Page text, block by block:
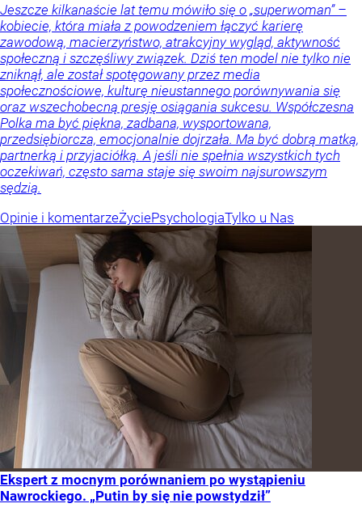
Jeszcze kilkanaście lat temu mówiło się o „superwoman” –
kobiecie, która miała z powodzeniem łączyć karierę
zawodową, macierzyństwo, atrakcyjny wygląd, aktywność
społeczną i szczęśliwy związek. Dziś ten model nie tylko nie
zniknął, ale został spotęgowany przez media
społecznościowe, kulturę nieustannego porównywania się
oraz wszechobecną presję osiągania sukcesu. Współczesna
Polka ma być piękna, zadbana, wysportowana,
przedsiębiorcza, emocjonalnie dojrzała. Ma być dobrą matką,
partnerką i przyjaciółką. A jeśli nie spełnia wszystkich tych
oczekiwań, często sama staje się swoim najsurowszym
sędzią.
Opinie i komentarzeŻyciePsychologiaTylko u Nas
Ekspert z mocnym porównaniem po wystąpieniu
Nawrockiego. „Putin by się nie powstydził”